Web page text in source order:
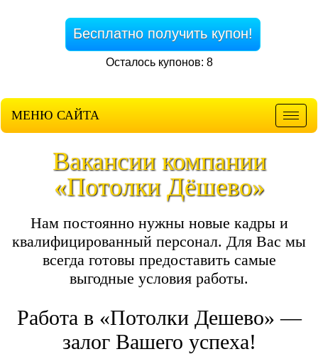
Бесплатно получить купон!
Осталось купонов: 8
МЕНЮ САЙТА
Вакансии компании
«Потолки Дёшево»
Нам постоянно нужны новые кадры и
квалифицированный персонал. Для Вас мы
всегда готовы предоставить самые
выгодные условия работы.
Работа в «Потолки Дешево» —
залог Вашего успеха!